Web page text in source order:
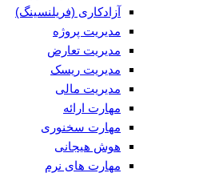
آزادکاری (فریلنسینگ)
مدیریت پروژه
مدیریت تعارض
مدیریت ریسک
مدیریت مالی
مهارت ارائه
مهارت سخنوری
هوش هیجانی
مهارت های نرم